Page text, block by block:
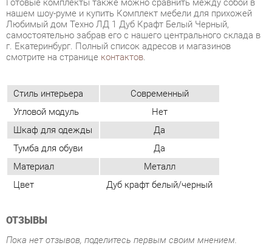
Стиль интерьера
Современный
Угловой модуль
Нет
Шкаф для одежды
Материал
Металл
Цвет Дуб крафт белый/черный
ОТЗЫВЫ
Пока нет отзывов, поделитесь первым своим мнением.
ДОБАВИТЬ ОТЗЫВ
ПОХОЖИЕ ТОВАРЫ